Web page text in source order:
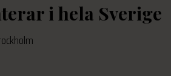
i hela Sverige